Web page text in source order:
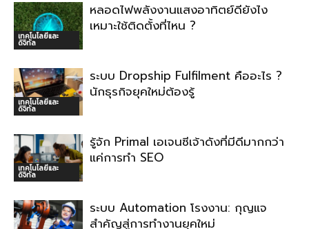
เทคโนโลยีและ
ดิจิทัล
หลอดไฟพลังงานแสงอาทิตย์ดียังไง
เหมาะใช้ติดตั้งที่ไหน ?
เทคโนโลยีและ
ดิจิทัล
ระบบ Dropship Fulfilment คืออะไร ?
นักธุรกิจยุคใหม่ต้องรู้
เทคโนโลยีและ
ดิจิทัล
รู้จัก Primal เอเจนซีเจ้าดังที่มีดีมากกว่า
แค่การทำ SEO
ระบบ Automation โรงงาน: กุญแจ
สำคัญสู่การทำงานยุคใหม่